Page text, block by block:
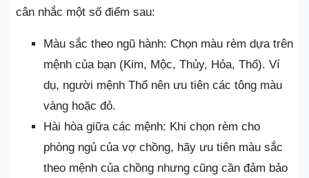
cân nhắc một số điểm sau:
Màu sắc theo ngũ hành: Chọn màu rèm dựa trên
mệnh của bạn (Kim, Mộc, Thủy, Hỏa, Thổ). Ví
dụ, người mệnh Thổ nên ưu tiên các tông màu
vàng hoặc đỏ.
Hài hòa giữa các mệnh: Khi chọn rèm cho
phòng ngủ của vợ chồng, hãy ưu tiên màu sắc
theo mệnh của chồng nhưng cũng cần đảm bảo